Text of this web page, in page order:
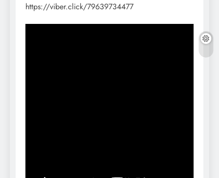
https://viber.click/79639734477